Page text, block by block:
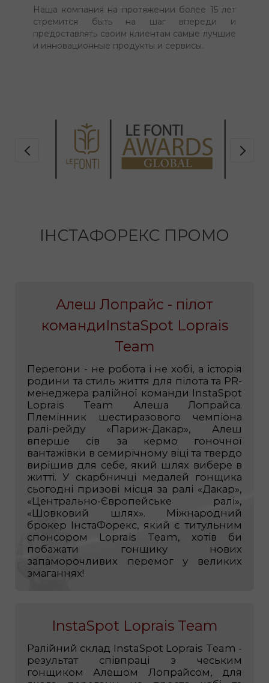
Наша компания на протяжении более 15 лет
стремится быть на шаг впереди и
предоставлять своим клиентам самые лучшие
и инновационные продукты и сервисы.
ІНСТАФОРЕКС ПРОМО
Алеш Лопрайс - пілот
командиInstaSpot Loprais
Team
Перегони - не робота і не хобі, а історія
родини та стиль життя для пілота та PR-
менеджера ралійної команди InstaSpot
Loprais Team Алеша Лопрайса.
Племінник шестиразового чемпіона
ралі-рейду «Париж-Дакар», Алеш
вперше сів за кермо гоночної
вантажівки в семирічному віці та твердо
вирішив для себе, який шлях вибере в
житті. У скарбничці медалей гонщика
сьогодні призові місця за ралі «Дакар»,
«Центрально-Європейське ралі»,
«Шовковий шлях». Міжнародний
брокер ІнстаФорекс, який є титульним
спонсором Loprais Team, хотів би
побажати гонщику нових
запаморочливих перемог у великих
змаганнях!
InstaSpot Loprais Team
Ралійний склад InstaSpot Loprais Team -
результат співпраці з чеським
гонщиком Алешом Лопрайсом, для